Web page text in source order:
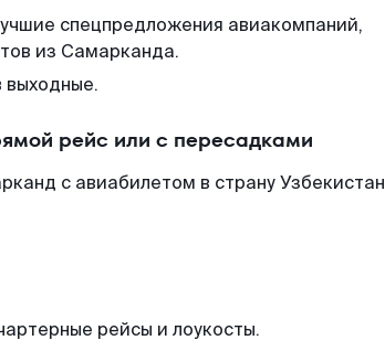
спецпредложения авиакомпаний,
из Самарканда.
выходные.
рейс или с пересадками
с авиабилетом в страну Узбекистан
рейсы и лоукосты.